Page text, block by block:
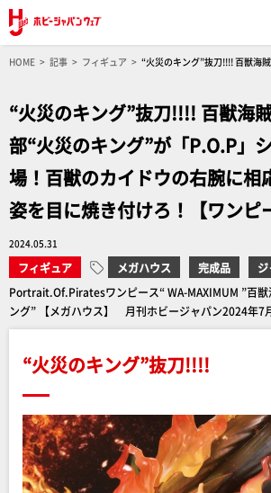
HOME 記事 フィギュア
“火災のキング”抜刀!!!! 百獣海
“火災のキング”抜刀!!!! 百獣海
部“火災のキング”が「P.O.P」
場！百獣のカイドウの右腕に相
姿を目に焼き付けろ！【ワンピ
2024.05.31
フィギュア メガハウス 完成品
Portrait.Of.Piratesワンピース“ WA-MAXIMUM ”百獣
ング” 【メガハウス】 月刊ホビージャパン2024年7
“火災のキング”抜刀!!!!